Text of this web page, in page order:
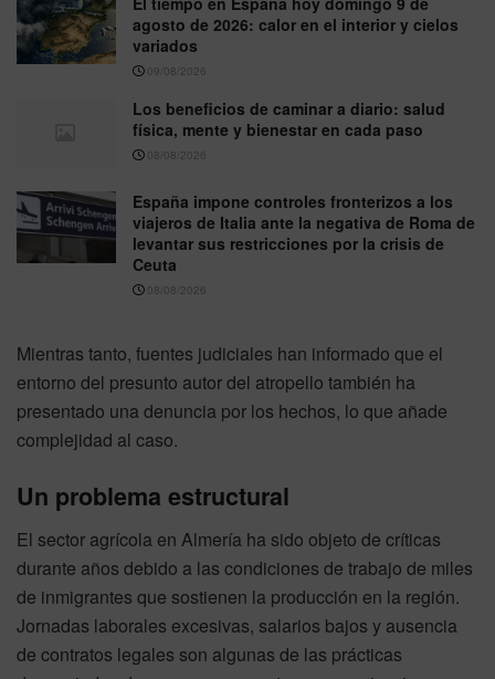
agosto de 2026: calor en el interior y cielos
variados
09/08/2026
Los beneficios de caminar a diario: salud
física, mente y bienestar en cada paso
08/08/2026
España impone controles fronterizos a los
viajeros de Italia ante la negativa de Roma de
levantar sus restricciones por la crisis de
Ceuta
08/08/2026
Mientras tanto, fuentes judiciales han informado que el
entorno del presunto autor del atropello también ha
presentado una denuncia por los hechos, lo que añade
complejidad al caso.
Un problema estructural
El sector agrícola en Almería ha sido objeto de críticas
durante años debido a las condiciones de trabajo de miles
de inmigrantes que sostienen la producción en la región.
Jornadas laborales excesivas, salarios bajos y ausencia
de contratos legales son algunas de las prácticas